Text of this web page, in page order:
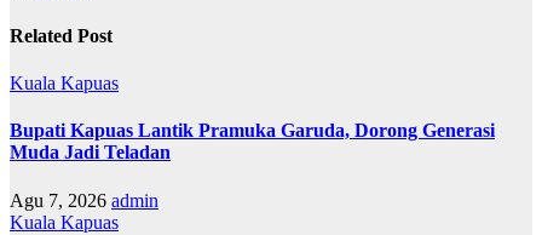
Related Post
Kuala Kapuas
Bupati Kapuas Lantik Pramuka Garuda, Dorong Generasi
Muda Jadi Teladan
Agu 7, 2026 admin
Kuala Kapuas